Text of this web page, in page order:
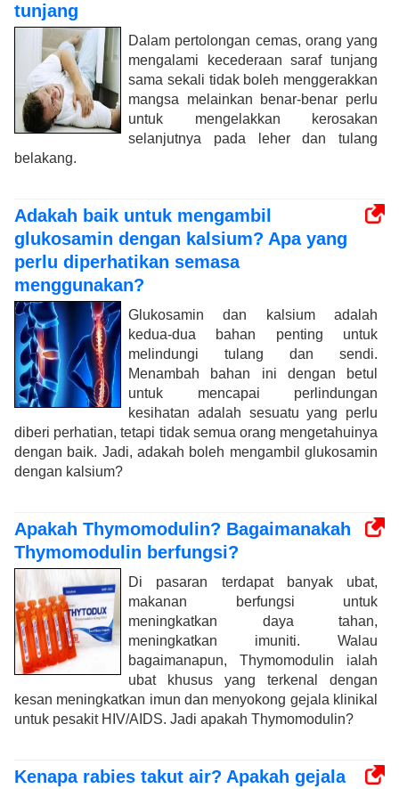
tunjang
Dalam pertolongan cemas, orang yang
mengalami kecederaan saraf tunjang
sama sekali tidak boleh menggerakkan
mangsa melainkan benar-benar perlu
untuk mengelakkan kerosakan
selanjutnya pada leher dan tulang
belakang.
Adakah baik untuk mengambil
glukosamin dengan kalsium? Apa yang
perlu diperhatikan semasa
menggunakan?
Glukosamin dan kalsium adalah
kedua-dua bahan penting untuk
melindungi tulang dan sendi.
Menambah bahan ini dengan betul
untuk mencapai perlindungan
kesihatan adalah sesuatu yang perlu
diberi perhatian, tetapi tidak semua orang mengetahuinya
dengan baik. Jadi, adakah boleh mengambil glukosamin
dengan kalsium?
Apakah Thymomodulin? Bagaimanakah
Thymomodulin berfungsi?
Di pasaran terdapat banyak ubat,
makanan berfungsi untuk
meningkatkan daya tahan,
meningkatkan imuniti. Walau
bagaimanapun, Thymomodulin ialah
ubat khusus yang terkenal dengan
kesan meningkatkan imun dan menyokong gejala klinikal
untuk pesakit HIV/AIDS. Jadi apakah Thymomodulin?
Kenapa rabies takut air? Apakah gejala